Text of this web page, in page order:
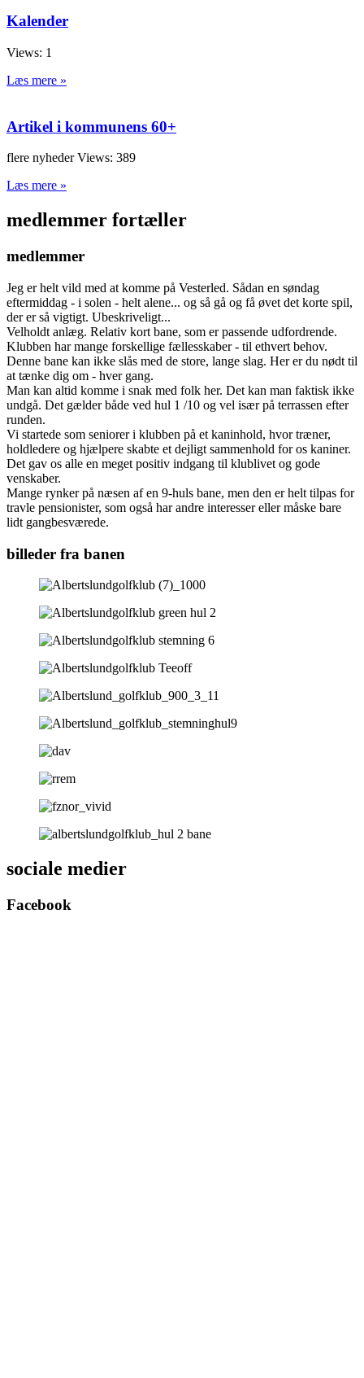
Kalender
Views: 1
Læs mere »
Artikel i kommunens 60+
flere nyheder Views: 389
Læs mere »
medlemmer fortæller
medlemmer
Jeg er helt vild med at komme på Vesterled. Sådan en søndag
eftermiddag - i solen - helt alene... og så gå og få øvet det korte spil,
der er så vigtigt. Ubeskriveligt...
Velholdt anlæg. Relativ kort bane, som er passende udfordrende.
Klubben har mange forskellige fællesskaber - til ethvert behov.
Denne bane kan ikke slås med de store, lange slag. Her er du nødt til
at tænke dig om - hver gang.
Man kan altid komme i snak med folk her. Det kan man faktisk ikke
undgå. Det gælder både ved hul 1 /10 og vel især på terrassen efter
runden.
Vi startede som seniorer i klubben på et kaninhold, hvor træner,
holdledere og hjælpere skabte et dejligt sammenhold for os kaniner.
Det gav os alle en meget positiv indgang til klublivet og gode
venskaber.
Mange rynker på næsen af en 9-huls bane, men den er helt tilpas for
travle pensionister, som også har andre interesser eller måske bare
lidt gangbesværede.
billeder fra banen
sociale medier
Facebook